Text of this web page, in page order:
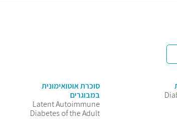
סוכרת אוטואימונית
במבוגרים
Latent Autoimmune
Diabetes of the Adult